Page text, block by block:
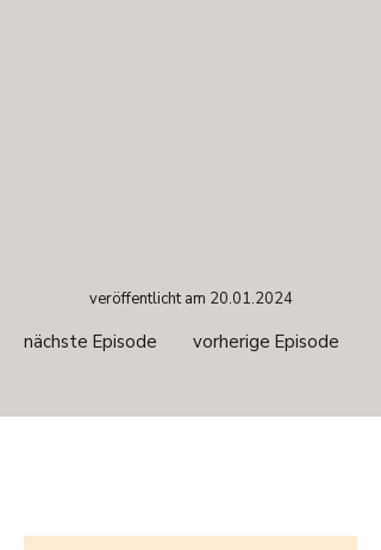
veröffentlicht am 20.01.2024
nächste Episode vorherige Episode